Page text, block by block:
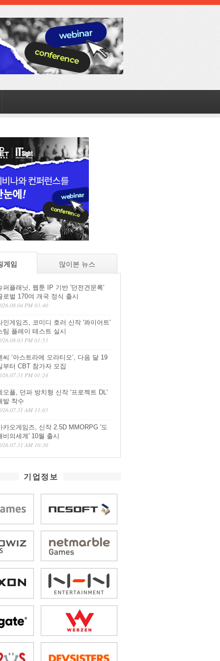
게임 많이본 뉴스
퍼플래닛, 웹툰 IP 기반 '던전견문록'
로벌 170여 개국 정식 출시
PM 03:40
인게임즈, 코미디 호러 신작 '콰이어트'
팀 플레이 테스트 실시
PM 01:53
씨 ‘아스트라에 오라티오’, 다음 달 19
부터 CBT 참가자 모집
PM 01:24
오플, 던파 방치형 신작 '프로젝트 DL'
발 착수
AM 11:03
카오게임즈, 신작 2.5D MMORPG '도
비의세계' 10월 출시
AM 10:30
기업정보